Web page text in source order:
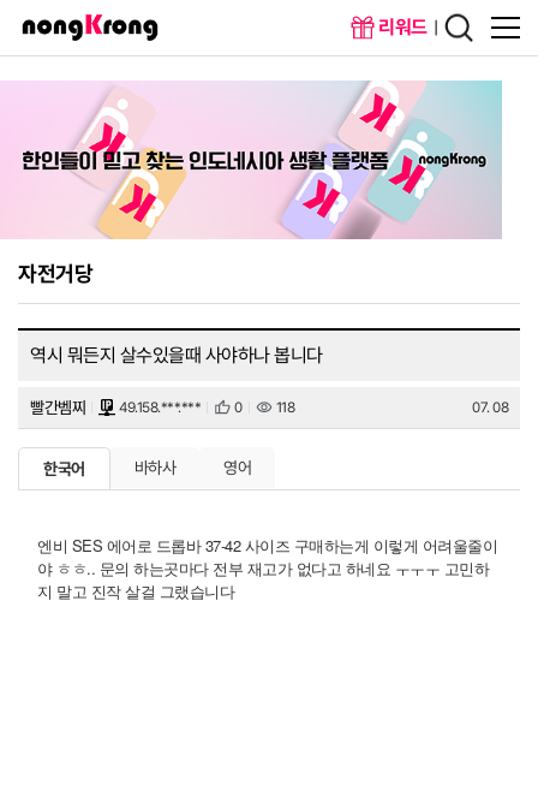
리워드
자전거당
역시 뭐든지 살수있을때 사야하나 봅니다
빨간벰찌 49.158.***.*** 0 118 07. 08
한국어 바하사 영어
엔비 SES 에어로 드롭바 37-42 사이즈 구매하는게 이렇게 어려울줄이
야 ㅎㅎ.. 문의 하는곳마다 전부 재고가 없다고 하네요 ㅜㅜㅜ 고민하
지 말고 진작 살걸 그랬습니다
메인화면